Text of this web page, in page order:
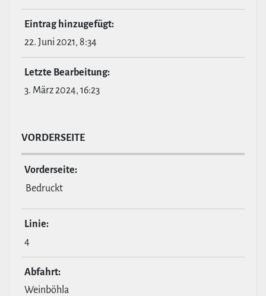
Eintrag hin­zu­ge­fügt:
22. Juni 2021, 8:34
Letzte Bear­bei­tung:
3. März 2024, 16:23
VOR­DER­SEITE
Vor­der­seite:
Bedruckt
Linie:
4
Abfahrt:
Weinböhla